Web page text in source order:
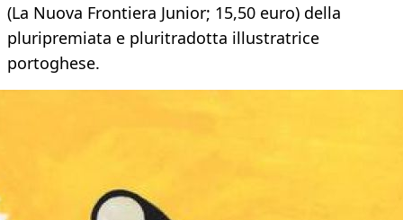
(La Nuova Frontiera Junior; 15,50 euro) della
pluripremiata e pluritradotta illustratrice
portoghese.